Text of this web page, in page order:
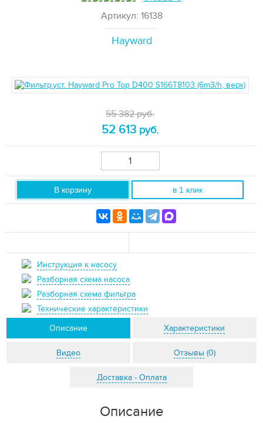
Артикул: 16138
Hayward
55 382 руб.
52 613 руб.
В корзину в 1 клик
Инструкция к насосу
Разборная схема насоса
Разборная схема фильтра
Технические характеристики
Описание
Характеристики
Видео Отзывы (0)
Доставка - Оплата
Описание